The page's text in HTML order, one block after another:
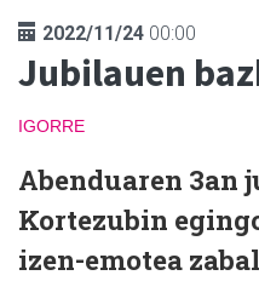
2022/11/24 00:00
Jubilauen
IGORRE
Abenduaren 3an
Kortezubin
izen-emotea